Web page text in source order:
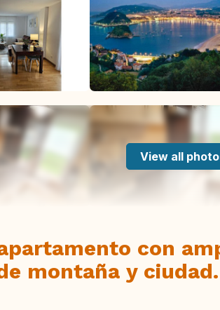
View all
con
montaña y ciudad.